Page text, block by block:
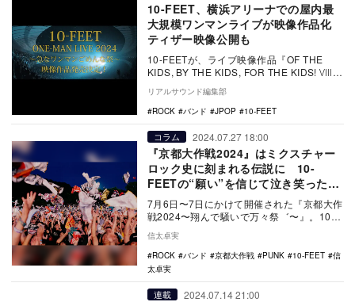
10-FEET、横浜アリーナでの屋内最
大規模ワンマンライブが映像作品化
ティザー映像公開も
10-FEETが、ライブ映像作品『OF THE
KIDS, BY THE KIDS, FOR THE KIDS! Ⅷ』
リアルサウンド編集部
ROCK
バンド JPOP 10-FEET
コラム 2024.07.27 18:00
『京都大作戦2024』はミクスチャー
ロック史に刻まれる伝説に 10-
FEETの“願い”を信じて泣き笑った2
日間
7月6日〜7日にかけて開催された『京都大作
戦2024〜翔んで騒いで万々祭゛〜』。10-
FEET、RIZE、Dragon Ashら…
信太卓実
ROCK
バンド 京都大作戦 PUNK 10-FEET
信
太卓実
連載 2024.07.14 21:00